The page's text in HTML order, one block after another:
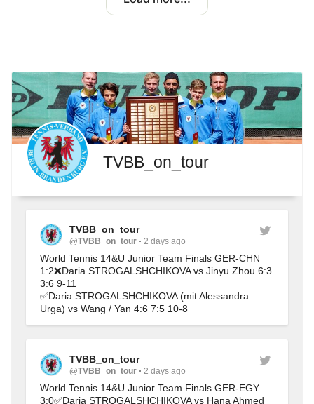
TVBB_on_tour
TVBB_on_tour
@TVBB_on_tour 2 days ago
World Tennis 14&U Junior Team Finals GER-CHN
1:2❌Daria STROGALSHCHIKOVA vs Jinyu Zhou 6:3
3:6 9-11
✅Daria STROGALSHCHIKOVA (mit Alessandra
Urga) vs Wang / Yan 4:6 7:5 10-8
TVBB_on_tour
@TVBB_on_tour 2 days ago
World Tennis 14&U Junior Team Finals GER-EGY
3:0✅Daria STROGALSHCHIKOVA vs Hana Ahmed